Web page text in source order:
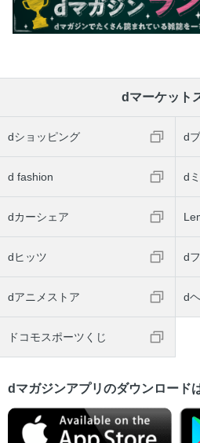
dマーケット
dショッピング d
d fashion d
dカーシェア
dヒッツ d
dアニメストア d
ドコモスポーツくじ
dマガジンアプリのダウンロード